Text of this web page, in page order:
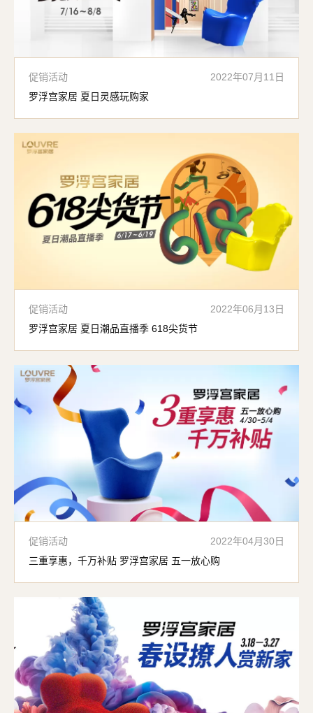
促销活动
2022年07月11日
罗浮宫家居 夏日灵感玩购家
促销活动
2022年06月13日
罗浮宫家居 夏日潮品直播季 618尖货节
促销活动
2022年04月30日
三重享惠，千万补贴 罗浮宫家居 五一放心购